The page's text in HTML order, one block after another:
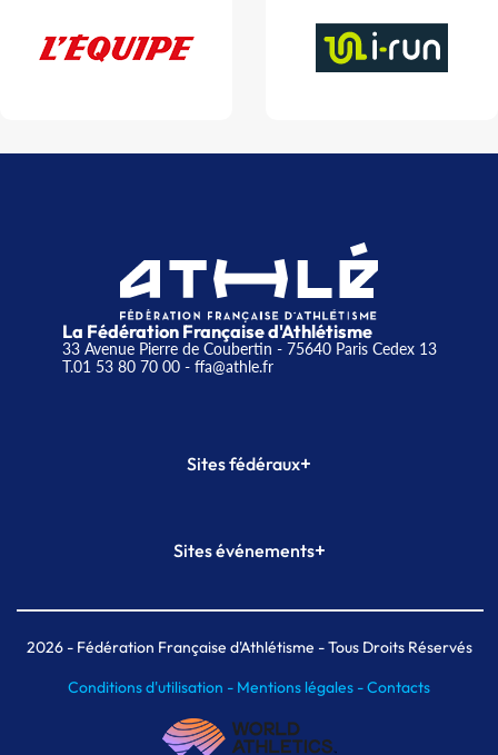
La Fédération Française d'Athlétisme
33 Avenue Pierre de Coubertin - 75640 Paris Cedex 13
T.01 53 80 70 00- ffa@athle.fr
Sites fédéraux+
Plateforme Formation
Sites événements+
Meeting de Paris indoor
MAIF Ekiden de Paris
2026- Fédération Française d'Athlétisme - Tous Droits Réservés
Conditions d'utilisation - Mentions légales -Contacts